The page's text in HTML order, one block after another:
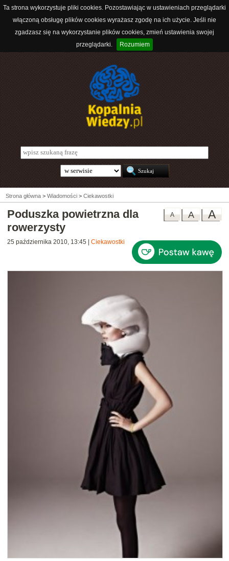
Ta strona wykorzystuje pliki cookies. Pozostawiając w ustawieniach przeglądarki
włączoną obsługę plików cookies wyrażasz zgodę na ich użycie. Jeśli nie
zgadzasz się na wykorzystanie plików cookies, zmień ustawienia swojej
przeglądarki.
Rozumiem
Strona główna > Wiadomości > Ciekawostki
A
A
A
Poduszka powietrzna dla
rowerzysty
25 października 2010, 13:45 Ciekawostki